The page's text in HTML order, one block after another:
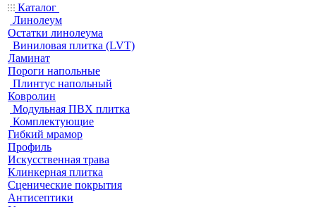
Каталог
Линолеум
Остатки линолеума
Виниловая плитка (LVT)
Ламинат
Пороги напольные
Плинтус напольный
Ковролин
Модульная ПВХ плитка
Комплектующие
Гибкий мрамор
Профиль
Искусственная трава
Клинкерная плитка
Сценические покрытия
Антисептики